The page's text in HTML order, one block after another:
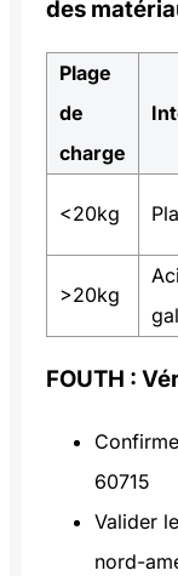
des
Plage
de
charge
<20kg
>20kg
FOUTH :
60715
Valider
nord-